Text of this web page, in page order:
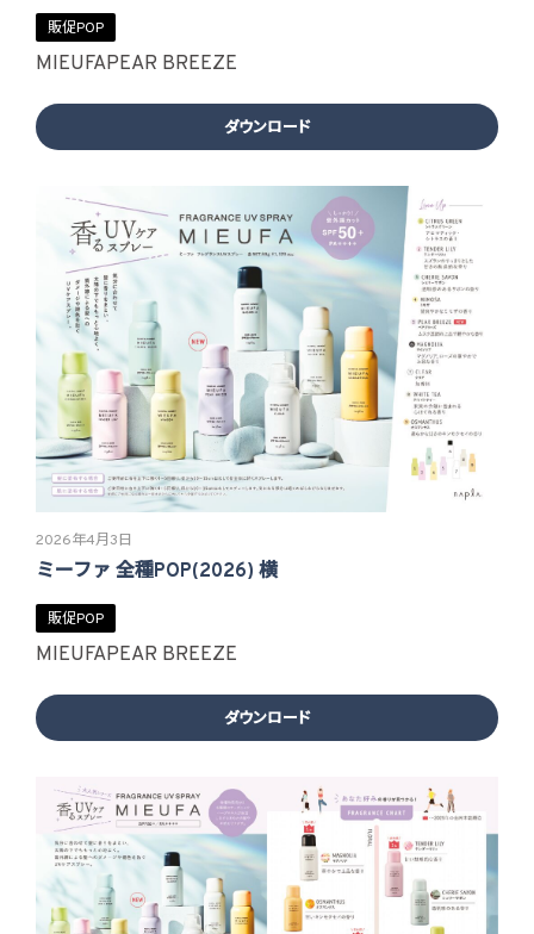
販促POP
MIEUFAPEAR BREEZE
ダウンロード
2026年4月3日
ミーファ 全種POP(2026) 横
販促POP
MIEUFAPEAR BREEZE
ダウンロード